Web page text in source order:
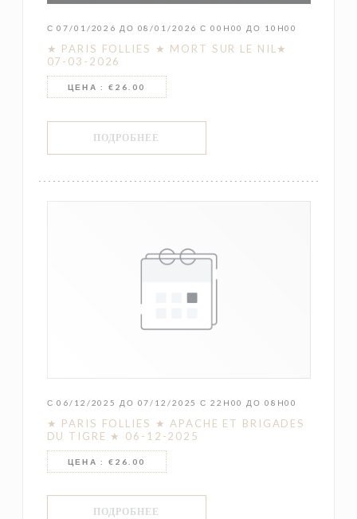
С 07/01/2026 ДО 08/01/2026 С 00H00 ДО 10H00
★ PARIS FOLLIES ★ MORT SUR LE NIL★
07-03-2026
ЦЕНА : €26.00
ПОДРОБНЕЕ
С 06/12/2025 ДО 07/12/2025 С 22H00 ДО 08H00
★ PARIS FOLLIES ★ APACHE ET BRIGADES
DU TIGRE ★ 06-12-2025
ЦЕНА : €26.00
ПОДРОБНЕЕ